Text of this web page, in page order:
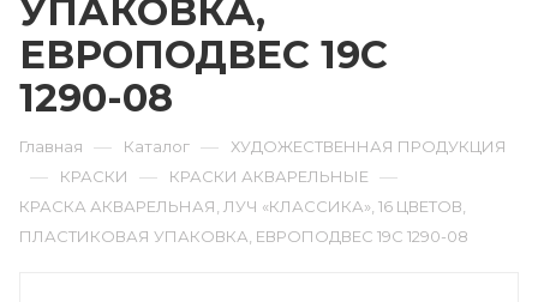
УПАКОВКА,
ЕВРОПОДВЕС 19С
1290-08
Главная — Каталог — ХУДОЖЕСТВЕННАЯ ПРОДУКЦИЯ
— КРАСКИ — КРАСКИ АКВАРЕЛЬНЫЕ —
КРАСКА АКВАРЕЛЬНАЯ, ЛУЧ «КЛАССИКА», 16 ЦВЕТОВ,
ПЛАСТИКОВАЯ УПАКОВКА, ЕВРОПОДВЕС 19С 1290-08